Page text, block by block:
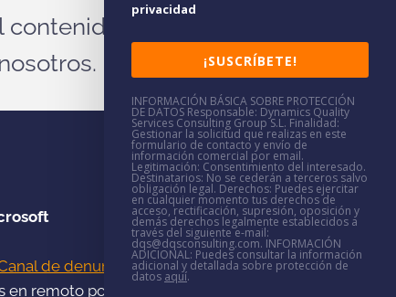
de denuncias
en remoto por toda España.
privacidad
¡SUSCRÍBETE!
INFORMACIÓN BÁSICA SOBRE PROTECCIÓN
DE DATOS Responsable: Dynamics Quality
Services Consulting Group S.L. Finalidad:
Gestionar la solicitud que realizas en este
formulario de contacto y envío de
información comercial por email.
Legitimación: Consentimiento del interesado.
Destinatarios: No se cederán a terceros salvo
obligación legal. Derechos: Puedes ejercitar
en cualquier momento tus derechos de
acceso, rectificación, supresión, oposición y
demás derechos legalmente establecidos a
través del siguiente e-mail:
dqs@dqsconsulting.com. INFORMACIÓN
ADICIONAL: Puedes consultar la información
adicional y detallada sobre protección de
datos aquí.